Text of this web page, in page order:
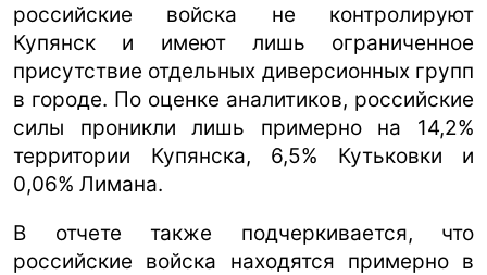
российские войска не контролируют
Купянск и имеют лишь ограниченное
присутствие отдельных диверсионных групп
в городе. По оценке аналитиков, российские
силы проникли лишь примерно на 14,2%
территории Купянска, 6,5% Кутьковки и
0,06% Лимана.
В отчете также подчеркивается, что
российские войска находятся примерно в